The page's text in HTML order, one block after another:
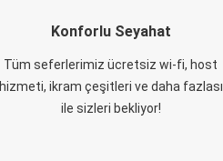
Konforlu Seyahat
Tüm seferlerimiz ücretsiz wi-fi, host
hizmeti, ikram çeşitleri ve daha fazlası
ile sizleri bekliyor!